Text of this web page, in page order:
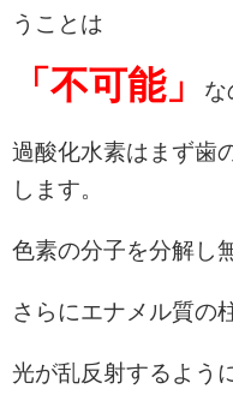
うことは
「不可能」 な
過酸化水素はまず歯
します。
色素の分子を分解し
さらにエナメル質の
光が乱反射するよう